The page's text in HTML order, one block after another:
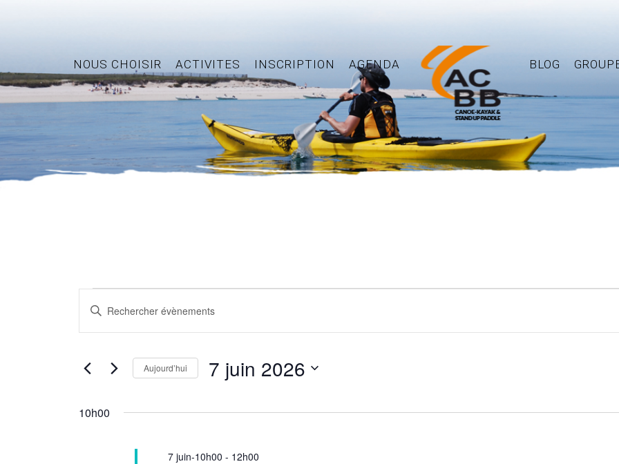
NOUS CHOISIR ACTIVITES INSCRIPTION AGENDA BLOG
Évènements
for
7
juin
2026
Recherche
et
navigation
vues
Évènements
Saisir
Rechercher
Évènements
mot-
Aujourd’hui 7 juin 2026
10h00
7 juin-10h00 - 12h00